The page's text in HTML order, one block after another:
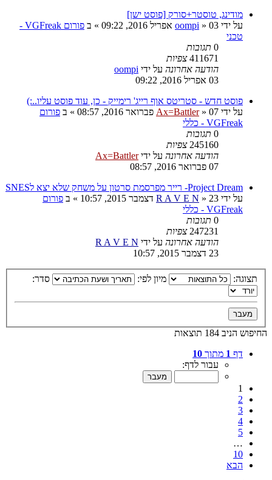
מודינג, טוסטר+סורק [פוסט ישן]
על ידי
oompi » 03 אפריל 2016, 09:22 » ב
פורום VGFreak -
טכני
0 תגובות
411671 צפיות
הודעה אחרונה על ידי oompi
03 אפריל 2016, 09:22
פוסט חדש - סטריטס אוף רייג' רימייק - כן, עוד פוסט עליו..:)
על ידי
Ax=Battler» 07 פברואר 2016, 08:57 » ב פורום
VGFreak - כללי
0 תגובות
245160 צפיות
הודעה אחרונה על ידיAx=Battler
07 פברואר 2016, 08:57
Project Dream- רייר מפרסמת סרטון על משחק שלא יצא לSNES
על ידי
R A V E N » 23 דצמבר 2015, 10:57 » ב פורום
VGFreak - כללי
0 תגובות
247231 צפיות
הודעה אחרונה על ידי R A V E N
23 דצמבר 2015, 10:57
תצוגה: מיון לפי: סדר:
החיפוש הניב 184 תוצאות
דף 1 מתוך 10
עבור לדף:
1
2
3
4
5
…
10
הבא